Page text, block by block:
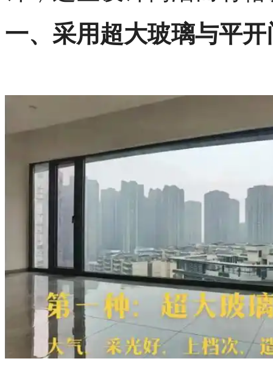
一、采用超大玻璃与平